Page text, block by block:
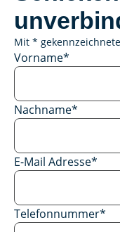
Mit *
Vorname*
Nachname*
E-Mail Adresse*
Telefonnummer*